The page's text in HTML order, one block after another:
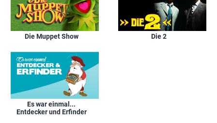
Die Muppet Show Die 2
Es war einmal...
Entdecker und Erfinder